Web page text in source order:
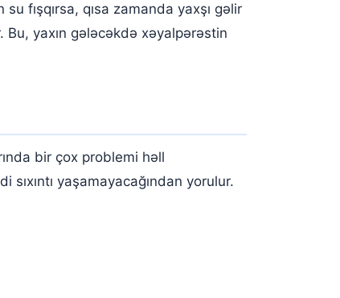
fışqırsa, qısa zamanda yaxşı gəlir
yaxın gələcəkdə xəyalpərəstin
bir çox problemi həll
yaşamayacağından yorulur.